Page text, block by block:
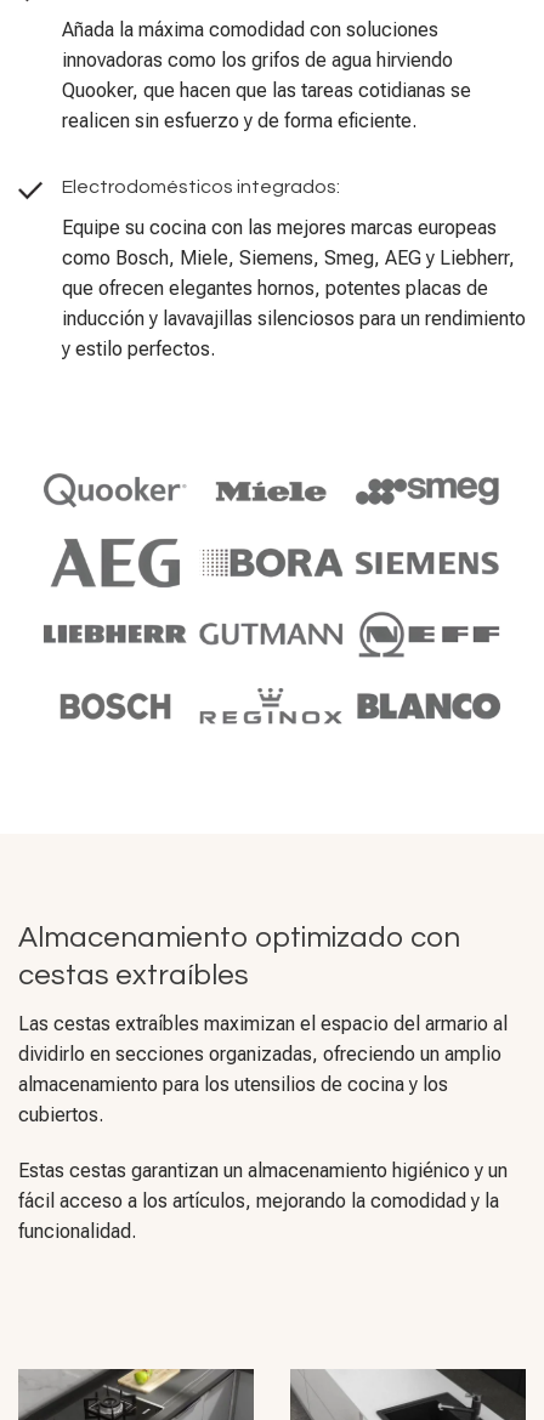
Añada la máxima comodidad con soluciones
innovadoras como los grifos de agua hirviendo
Quooker, que hacen que las tareas cotidianas se
realicen sin esfuerzo y de forma eficiente.
Electrodomésticos integrados:
Equipe su cocina con las mejores marcas europeas
como Bosch, Miele, Siemens, Smeg, AEG y Liebherr,
que ofrecen elegantes hornos, potentes placas de
inducción y lavavajillas silenciosos para un rendimiento
y estilo perfectos.
Almacenamiento optimizado con
cestas extraíbles
Las cestas extraíbles maximizan el espacio del armario al
dividirlo en secciones organizadas, ofreciendo un amplio
almacenamiento para los utensilios de cocina y los
cubiertos.
Estas cestas garantizan un almacenamiento higiénico y un
fácil acceso a los artículos, mejorando la comodidad y la
funcionalidad.